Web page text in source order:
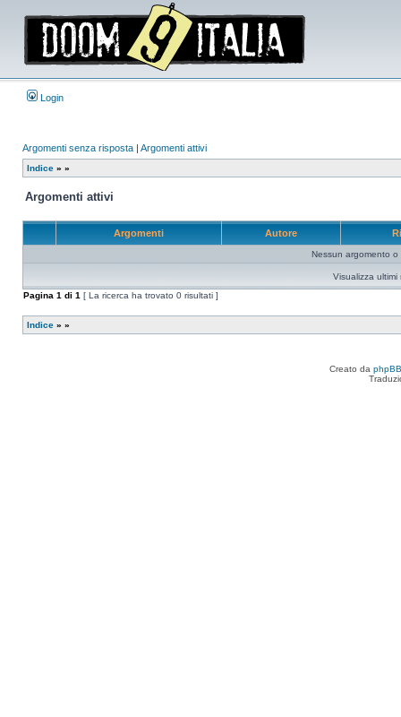
Login
Argomenti senza risposta | Argomenti attivi
Indice » »
Argomenti attivi
Argomenti Autore
Nessun argomento o
Visualizza ultimi
Pagina 1 di 1 [ La ricerca ha trovato 0 risultati ]
Indice » »
Creato da phpBB